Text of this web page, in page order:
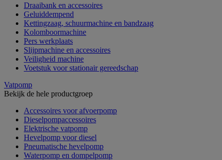
Draaibank en accessoires
Geluiddempend
Kettingzaag, schuurmachine en bandzaag
Kolomboormachine
Pers werkplaats
Slijpmachine en accessoires
Veiligheid machine
Voetstuk voor stationair gereedschap
Vatpomp
Bekijk de hele productgroep
Accessoires voor afvoerpomp
Dieselpompaccessoires
Elektrische vatpomp
Hevelpomp voor diesel
Pneumatische hevelpomp
Waterpomp en dompelpomp